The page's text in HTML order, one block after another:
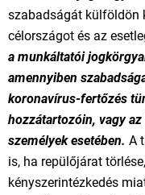
szabadságát külföldön
célországot és az
a munkáltatói
amennyiben
koronavírus-fertőzés
hozzátartozóin, vagy
személyek esetében. A
is, ha repülőjárat
kényszerintézkedés